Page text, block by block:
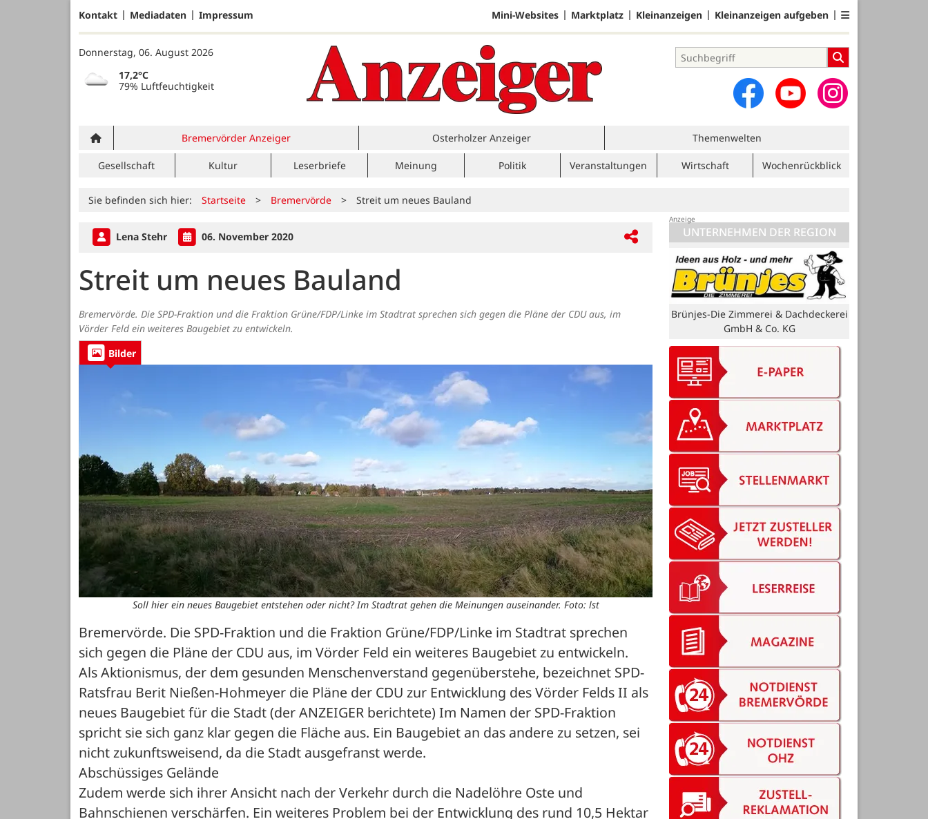
Kontakt Mediadaten Impressum Mini-Websites Marktplatz Kleinanzeigen Kleinanzeigen aufgeben
Donnerstag, 06. August 2026
17,2°C
79% Luftfeuchtigkeit
Bremervörder Anzeiger Osterholzer Anzeiger Themenwelten
Gesellschaft Kultur Leserbriefe Meinung Politik Veranstaltungen Wirtschaft Wochenrückblick
Sie befinden sich hier: Startseite > Bremervörde > Streit um neues Bauland
Lena Stehr 06. November 2020
Streit um neues Bauland
Bremervörde. Die SPD-Fraktion und die Fraktion Grüne/FDP/Linke im Stadtrat sprechen sich gegen die Pläne der CDU aus, im
Vörder Feld ein weiteres Baugebiet zu entwickeln.
Bilder
Soll hier ein neues Baugebiet entstehen oder nicht? Im Stadtrat gehen die Meinungen auseinander. Foto: lst
Bremervörde. Die SPD-Fraktion und die Fraktion Grüne/FDP/Linke im Stadtrat sprechen
sich gegen die Pläne der CDU aus, im Vörder Feld ein weiteres Baugebiet zu entwickeln.
Als Aktionismus, der dem gesunden Menschenverstand gegenüberstehe, bezeichnet SPD-
Ratsfrau Berit Nießen-Hohmeyer die Pläne der CDU zur Entwicklung des Vörder Felds II als
neues Baugebiet für die Stadt (der ANZEIGER berichtete) Im Namen der SPD-Fraktion
spricht sie sich ganz klar gegen die Fläche aus. Ein Baugebiet an das andere zu setzen, sei
nicht zukunftsweisend, da die Stadt ausgefranst werde.
Abschüssiges Gelände
Zudem werde sich ihrer Ansicht nach der Verkehr durch die Nadelöhre Oste und
Bahnschienen verschärfen. Ein weiteres Problem bei der Entwicklung des rund 10,5 Hektar
UNTERNEHMEN DER REGION
Erich Meyer Uhren & Optik GmbH